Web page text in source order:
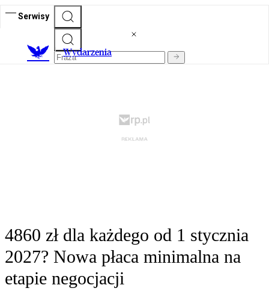
Serwisy
Wydarzenia
4860 zł dla każdego od 1 stycznia
2027? Nowa płaca minimalna na
etapie negocjacji